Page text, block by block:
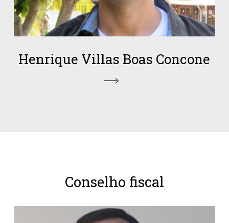
Henrique Villas Boas Concone
Conselho fiscal